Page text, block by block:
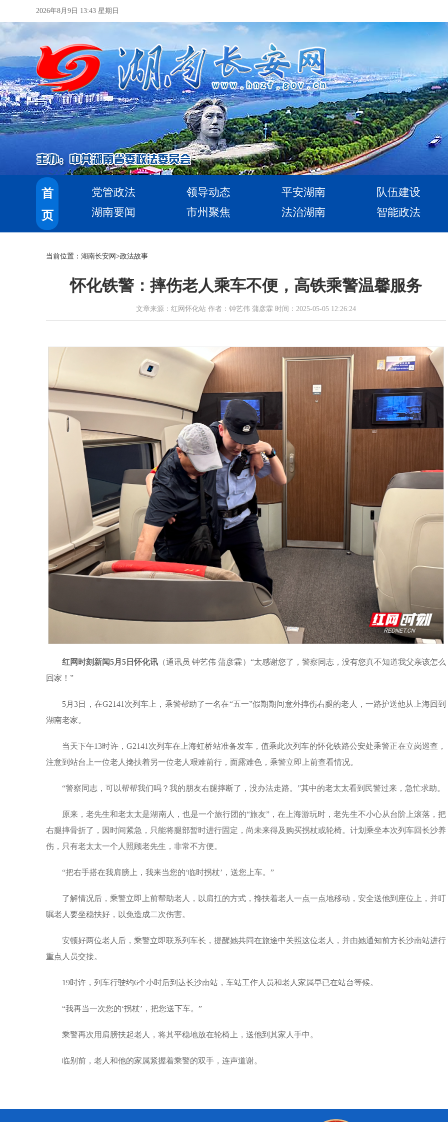
2026年8月9日 13:43 星期日
首
页
党管政法 领导动态 平安湖南
队伍建设
湖南要闻
市州聚焦 法治湖南 智能政法
当前位置： 湖南长安网 >政法故事
怀化铁警：摔伤老人乘车不便，高铁乘警温馨服务
文章来源：红网怀化站 作者：钟艺伟 蒲彦霖 时间：2025-05-05 12:26:24
红网时刻新闻5月5日怀化讯 （通讯员 钟艺伟 蒲彦霖） “太感谢您了，警察同志，没有您真不知道我父亲该怎么
回家！”
5月3日，在G2141次列车上，乘警帮助了一名在“五一”假期期间意外摔伤右腿的老人，一路护送他从上海回到
湖南老家。
当天下午13时许，G2141次列车在上海虹桥站准备发车，值乘此次列车的怀化铁路公安处乘警正在立岗巡查，
注意到站台上一位老人搀扶着另一位老人艰难前行，面露难色，乘警立即上前查看情况。
“警察同志，可以帮帮我们吗？我的朋友右腿摔断了，没办法走路。”其中的老太太看到民警过来，急忙求助。
原来，老先生和老太太是湖南人，也是一个旅行团的“旅友”，在上海游玩时，老先生不小心从台阶上滚落，把
右腿摔骨折了，因时间紧急，只能将腿部暂时进行固定，尚未来得及购买拐杖或轮椅。计划乘坐本次列车回长沙养
伤，只有老太太一个人照顾老先生，非常不方便。
“把右手搭在我肩膀上，我来当您的‘临时拐杖’，送您上车。”
了解情况后，乘警立即上前帮助老人，以肩扛的方式，搀扶着老人一点一点地移动，安全送他到座位上，并叮
嘱老人要坐稳扶好，以免造成二次伤害。
安顿好两位老人后，乘警立即联系列车长，提醒她共同在旅途中关照这位老人，并由她通知前方长沙南站进行
重点人员交接。
19时许，列车行驶约6个小时后到达长沙南站，车站工作人员和老人家属早已在站台等候。
“我再当一次您的‘拐杖’，把您送下车。”
乘警再次用肩膀扶起老人，将其平稳地放在轮椅上，送他到其家人手中。
临别前，老人和他的家属紧握着乘警的双手，连声道谢。